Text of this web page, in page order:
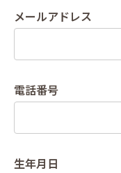
メールアドレス
電話番号
生年月日